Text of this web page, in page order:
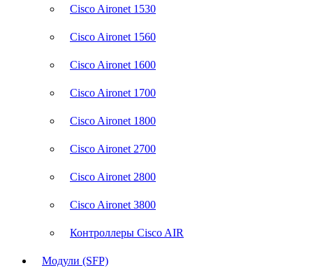
Cisco Aironet 1530
Cisco Aironet 1560
Cisco Aironet 1600
Cisco Aironet 1700
Cisco Aironet 1800
Cisco Aironet 2700
Cisco Aironet 2800
Cisco Aironet 3800
Контроллеры Cisco AIR
Модули (SFP)